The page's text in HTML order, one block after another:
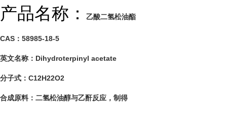
产品名称：
乙酸二氢松油酯
CAS：58985-18-5
英文名称： Dihydroterpinyl acetate
分子式：C12H22O2
合成原料： 二氢松油醇与乙酐反应，制得